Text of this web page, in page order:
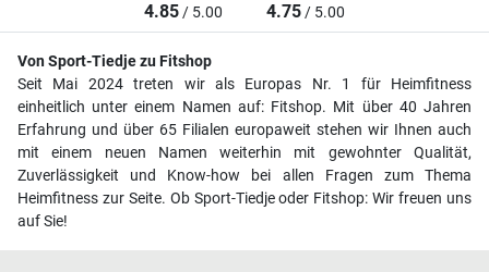
4.85/ 5.00 4.75/ 5.00
Von Sport-Tiedje zu Fitshop
Seit Mai 2024 treten wir als Europas Nr. 1 für Heimfitness
einheitlich unter einem Namen auf: Fitshop. Mit über 40 Jahren
Erfahrung und über 65 Filialen europaweit stehen wir Ihnen auch
mit einem neuen Namen weiterhin mit gewohnter Qualität,
Zuverlässigkeit und Know-how bei allen Fragen zum Thema
Heimfitness zur Seite. Ob Sport-Tiedje oder Fitshop: Wir freuen uns
auf Sie!